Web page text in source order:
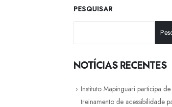
PESQUISAR
NOTÍCIAS RECENTES
Instituto Mapinguari participa de
treinamento de acessibilidade